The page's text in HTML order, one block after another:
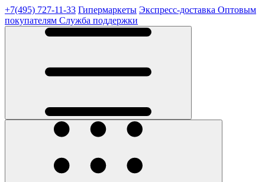
+7(495) 727-11-33 Гипермаркеты Экспресс-доставка Оптовым
покупателям Служба поддержки